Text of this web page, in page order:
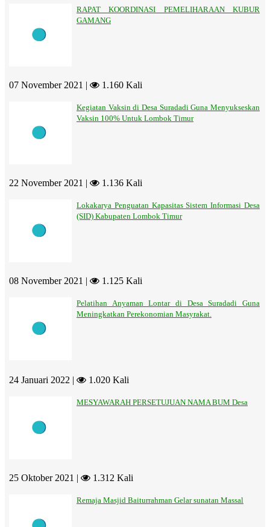
RAPAT KOORDINASI PEMELIHARAAN KUBUR
GAMANG
07 November 2021 | 1.160 Kali
Kegiatan Vaksin di Desa Suradadi Guna Menyukseskan
Vaksin 100% Untuk Lombok Timur
22 November 2021 | 1.136 Kali
Lokakarya Penguatan Kapasitas Sistem Informasi Desa
(SID) Kabupaten Lombok Timur
08 November 2021 | 1.125 Kali
Pelatihan Anyaman Lontar di Desa Suradadi Guna
Meningkatkan Perekonomian Masyrakat.
24 Januari 2022 | 1.020 Kali
MESYAWARAH PERSETUJUAN NAMA BUM Desa
25 Oktober 2021 | 1.312 Kali
Remaja Masjid Baiturrahman Gelar sunatan Massal